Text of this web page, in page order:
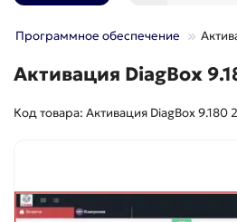
Программное обеспечение
Активация DiagBox
Код товара: Активация DiagBox 9.180